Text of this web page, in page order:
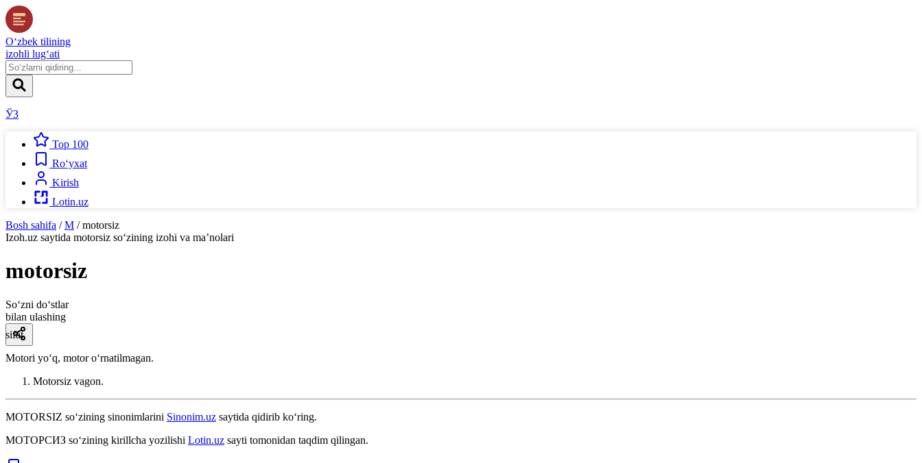
O‘zbek tilining
izohli lug‘ati
ЎЗ
Top 100
Ro‘yxat
Kirish
Lotin.uz
Bosh sahifa / M / motorsiz
Izoh.uz saytida motorsiz so‘zining izohi va ma’nolari
motorsiz
So‘zni do‘stlar
bilan ulashing
sifat
Motori yoʻq, motor oʻrnatilmagan.
Motorsiz vagon.
MOTORSIZ so‘zining sinonimlarini Sinonim.uz saytida qidirib ko‘ring.
МОТОРСИЗ so‘zining kirillcha yozilishi Lotin.uz sayti tomonidan taqdim qilingan.